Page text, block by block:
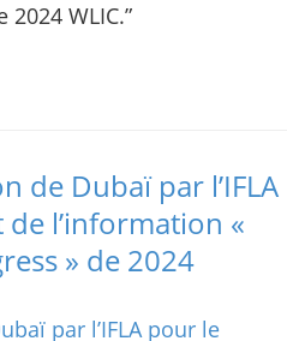
WLIC.”
de Dubaï par l’IFLA
l’information «
» de 2024